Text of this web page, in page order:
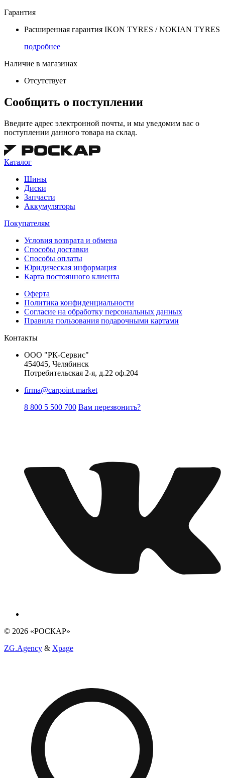
Гарантия
Расширенная гарантия IKON TYRES / NOKIAN TYRES
подробнее
Наличие в магазинах
Отсутствует
Сообщить о поступлении
Введите адрес электронной почты, и мы уведомим вас о
поступлении данного товара на склад.
Каталог
Шины
Диски
Запчасти
Аккумуляторы
Покупателям
Условия возврата и обмена
Способы доставки
Способы оплаты
Юридическая информация
Карта постоянного клиента
Оферта
Политика конфиденциальности
Согласие на обработку персональных данных
Правила пользования подарочными картами
Контакты
ООО "РК-Сервис"
454045, Челябинск
Потребительская 2-я, д.22 оф.204
firma@carpoint.market
8 800 5 500 700 Вам перезвонить?
© 2026 «РОСКАР»
ZG.Agency & Xpage